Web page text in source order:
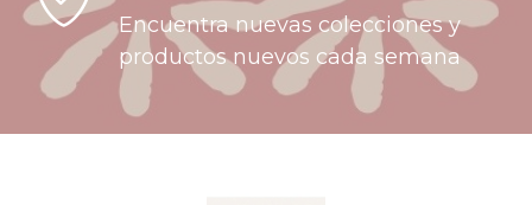
Encuentra nuevas colecciones y
productos nuevos cada semana